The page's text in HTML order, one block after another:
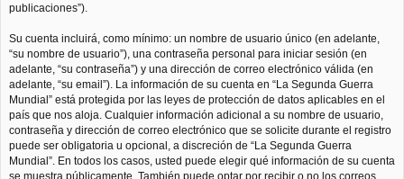
publicaciones”).
Su cuenta incluirá, como mínimo: un nombre de usuario único (en adelante,
“su nombre de usuario”), una contraseña personal para iniciar sesión (en
adelante, “su contraseña”) y una dirección de correo electrónico válida (en
adelante, “su email”). La información de su cuenta en “La Segunda Guerra
Mundial” está protegida por las leyes de protección de datos aplicables en el
país que nos aloja. Cualquier información adicional a su nombre de usuario,
contraseña y dirección de correo electrónico que se solicite durante el registro
puede ser obligatoria u opcional, a discreción de “La Segunda Guerra
Mundial”. En todos los casos, usted puede elegir qué información de su cuenta
se muestra públicamente. También puede optar por recibir o no los correos